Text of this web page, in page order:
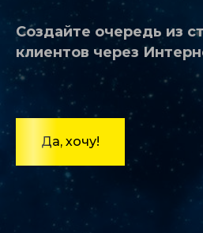
Создайте очередь из
клиентов через
Да, хочу!